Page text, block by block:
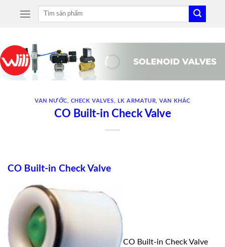
Tìm
VAN NƯỚC CHECK VALVES LK ARMATUR ,VAN KHÁC
CO Built-in Check Valve
CO Built-in Check Valve
CO Built-in Check Valve